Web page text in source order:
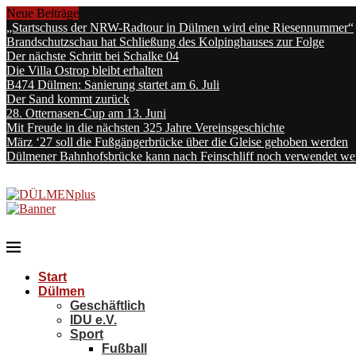
Neue Beiträge
„Startschuss der NRW-Radtour in Dülmen wird eine Riesennummer“
Brandschutzschau hat Schließung des Kolpinghauses zur Folge
Der nächste Schritt bei Schalke 04
Die Villa Ostrop bleibt erhalten
B474 Dülmen: Sanierung startet am 6. Juli
Der Sand kommt zurück
28. Otternasen-Cup am 13. Juni
Mit Freude in die nächsten 325 Jahre Vereinsgeschichte
März ‘27 soll die Fußgängerbrücke über die Gleise gehoben werden
Dülmener Bahnhofsbrücke kann nach Feinschliff noch verwendet
Start
Dülmen
Geschäftlich
IDU e.V.
Sport
Fußball